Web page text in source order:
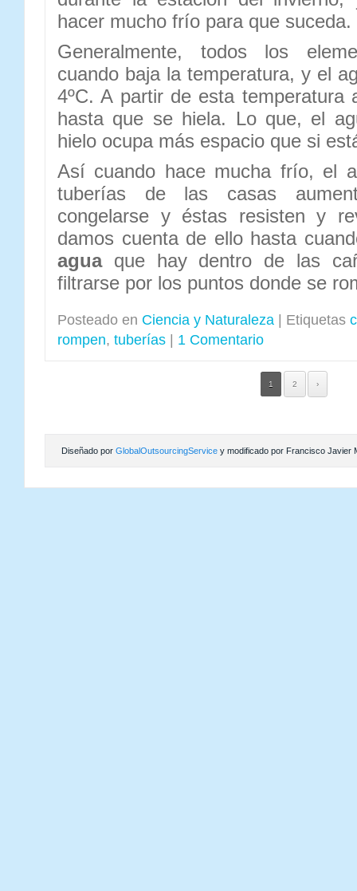
hacer mucho frío para que suceda.
Generalmente, todos los
cuando baja la temperatura, y el
4ºC. A partir de esta temperatura
hasta que se hiela. Lo que, el
hielo ocupa más espacio que si
Así cuando hace mucha frío, el
tuberías de las casas
congelarse y éstas resisten y
damos cuenta de ello hasta
aguaque hay dentro de las
filtrarse por los puntos donde se
Posteado en Ciencia y Naturaleza Etiquetas
rompen, tuberías 1 Comentario
1 2 ›
Diseñado por GlobalOutsourcingService y modificado por Francisco Javier